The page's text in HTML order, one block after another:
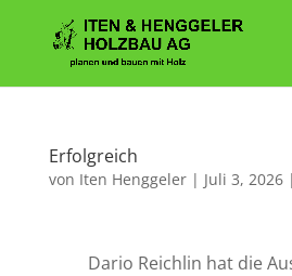
Erfolgreich
von Iten Henggeler| Juli 3, 2026|
Dario Reichlin hat die